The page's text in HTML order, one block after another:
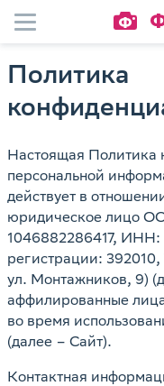
Политика
Настоящая Политика
персональной
действует в
юридическое лицо
1046882286417,
регистрации:
ул. Монтажников, 9)
аффилированные
во время
(далее – Сайт).
Контактная